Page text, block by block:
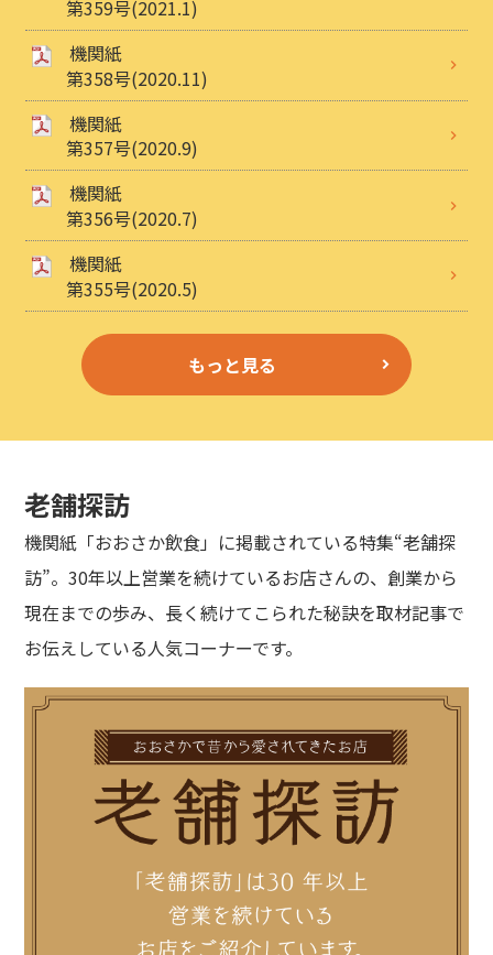
第359号(2021.1)
機関紙
第358号(2020.11)
機関紙
第357号(2020.9)
機関紙
第356号(2020.7)
機関紙
第355号(2020.5)
もっと見る
老舗探訪
機関紙「おおさか飲食」に掲載されている特集“老舗探
訪”。30年以上営業を続けているお店さんの、創業から
現在までの歩み、長く続けてこられた秘訣を取材記事で
お伝えしている人気コーナーです。